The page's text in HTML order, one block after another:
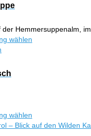
der Hemmersuppenalm,
wählen
können
auf
wählen
Produkt